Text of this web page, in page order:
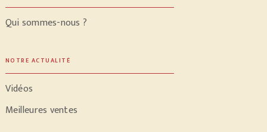
Qui sommes-nous ?
NOTRE ACTUALITÉ
Vidéos
Meilleures ventes